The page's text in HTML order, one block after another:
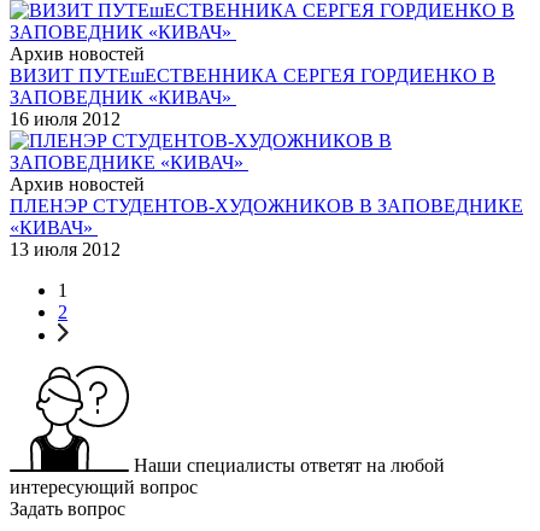
Архив новостей
ВИЗИТ ПУТЕшЕСТВЕННИКА СЕРГЕЯ ГОРДИЕНКО В
ЗАПОВЕДНИК «КИВАЧ»
16 июля 2012
Архив новостей
ПЛЕНЭР СТУДЕНТОВ-ХУДОЖНИКОВ В ЗАПОВЕДНИКЕ
«КИВАЧ»
13 июля 2012
1
2
Наши специалисты ответят на любой
интересующий вопрос
Задать вопрос